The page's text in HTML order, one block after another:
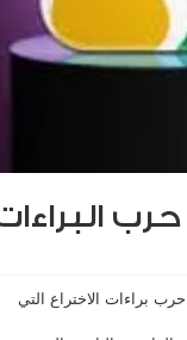
براءات الاختراع التي